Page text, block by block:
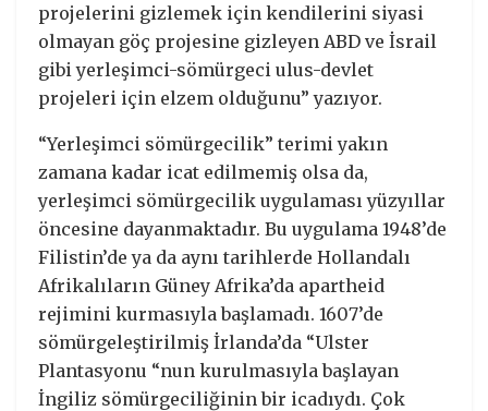
projelerini gizlemek için kendilerini siyasi
olmayan göç projesine gizleyen ABD ve İsrail
gibi yerleşimci-sömürgeci ulus-devlet
projeleri için elzem olduğunu” yazıyor.
“Yerleşimci sömürgecilik” terimi yakın
zamana kadar icat edilmemiş olsa da,
yerleşimci sömürgecilik uygulaması yüzyıllar
öncesine dayanmaktadır. Bu uygulama 1948’de
Filistin’de ya da aynı tarihlerde Hollandalı
Afrikalıların Güney Afrika’da apartheid
rejimini kurmasıyla başlamadı. 1607’de
sömürgeleştirilmiş İrlanda’da “Ulster
Plantasyonu “nun kurulmasıyla başlayan
İngiliz sömürgeciliğinin bir icadıydı. Çok